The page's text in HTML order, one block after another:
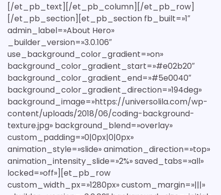
[/et_pb_text][/et_pb_column][/et_pb_row]
[/et_pb_section][et_pb_section fb_built=»1″
admin_label=»About Hero»
_builder_version=»3.0.106″
use_background_color_gradient=»on»
background_color_gradient_start=»#e02b20″
background_color_gradient_end=»#5e0040″
background_color_gradient_direction=»194deg»
background_image=»https://universolila.com/wp-
content/uploads/2018/06/coding-background-
texture.jpg» background_blend=»overlay»
custom_padding=»0|0px|0|0px»
animation_style=»slide» animation_direction=»top»
animation_intensity_slide=»2%» saved_tabs=»all»
locked=»off»][et_pb_row
custom_width_px=»1280px» custom_margin=»|||»